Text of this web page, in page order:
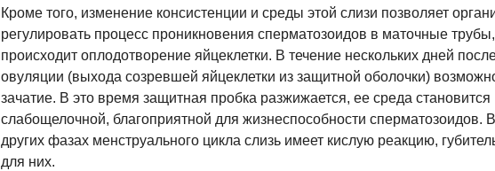
Кроме того, изменение консистенции и среды этой слизи позволяет
регулировать процесс проникновения сперматозоидов в маточные трубы,
происходит оплодотворение яйцеклетки. В течение нескольких дней
овуляции (выхода созревшей яйцеклетки из защитной оболочки)
зачатие. В это время защитная пробка разжижается, ее среда становится
слабощелочной, благоприятной для жизнеспособности сперматозоидов. В
других фазах менструального цикла слизь имеет кислую реакцию,
для них.